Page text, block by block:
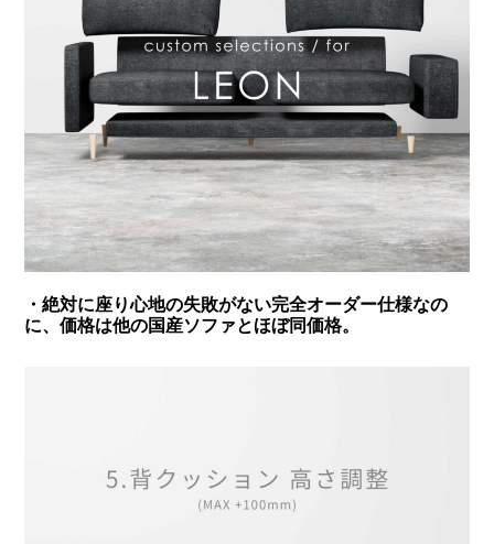
・絶対に座り心地の失敗がない完全オーダー仕様なの
に、価格は他の国産ソファとほぼ同価格。